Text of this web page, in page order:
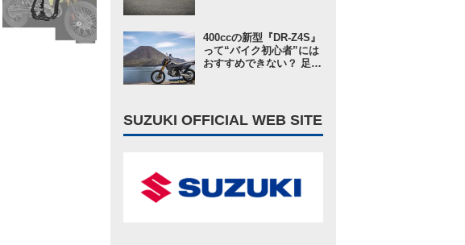
きた……【スズキ GSX-
S1000GT／ツーリングイ
ンプレ・レビュー 前編】
400ccの新型『DR-Z4S』
って“バイク初心者”には
おすすめできない？ 足つ
グインプレ・レビュー⑤
まとめ編】
SUZUKI OFFICIAL WEB SITE